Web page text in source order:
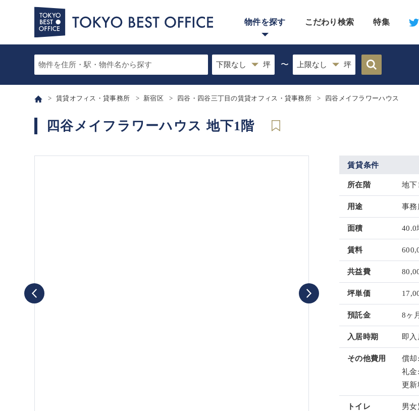
物件を探す こだわり検索 特集
〜
賃貸オフィス・貸事務所 新宿区 四谷・四谷三丁目の賃貸オフィス・貸事務所 四谷メイフラワーハウス
四谷メイフラワーハウス 地下1階
賃貸条件
所在階 地下
用途 事務
面積 40.0
賃料
共益費
坪単価
預託金 8ヶ月
入居時期 即入
その他費用
償却
礼金
更新
トイレ 男女